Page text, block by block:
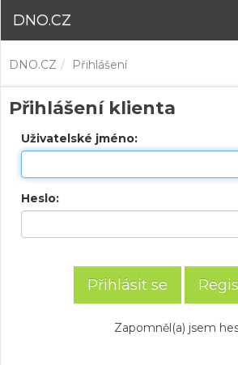
DNO.CZ
DNO.CZ Přihlášení
Přihlášení klienta
Uživatelské jméno:
Heslo:
Zapomněl(a) jsem